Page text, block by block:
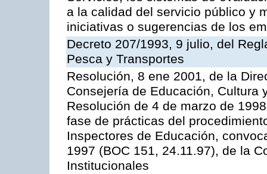
a la calidad del servicio público y
iniciativas o sugerencias de los
Decreto 207/1993, 9 julio, del
Pesca y Transportes
Resolución, 8 ene 2001, de la
Consejería de Educación, Cultura
Resolución de 4 de marzo de
fase de prácticas del
Inspectores de Educación,
1997 (BOC 151, 24.11.97), de la
Institucionales